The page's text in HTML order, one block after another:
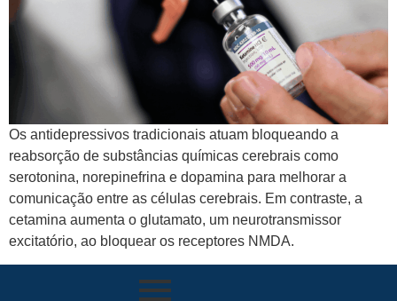
Os antidepressivos tradicionais atuam bloqueando a
reabsorção de substâncias químicas cerebrais como
serotonina, norepinefrina e dopamina para melhorar a
comunicação entre as células cerebrais. Em contraste, a
cetamina aumenta o glutamato, um neurotransmissor
excitatório, ao bloquear os receptores NMDA.